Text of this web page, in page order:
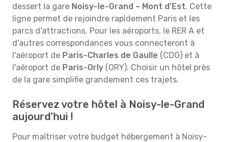
dessert la gare Noisy-le-Grand – Mont d'Est. Cette
ligne permet de rejoindre rapidement Paris et les
parcs d'attractions. Pour les aéroports, le RER A et
d'autres correspondances vous connecteront à
l'aéroport de Paris-Charles de Gaulle (CDG) et à
l'aéroport de Paris-Orly (ORY). Choisir un hôtel près
de la gare simplifie grandement ces trajets.
Réservez votre hôtel à Noisy-le-Grand
aujourd'hui !
Pour maîtriser votre budget hébergement à Noisy-